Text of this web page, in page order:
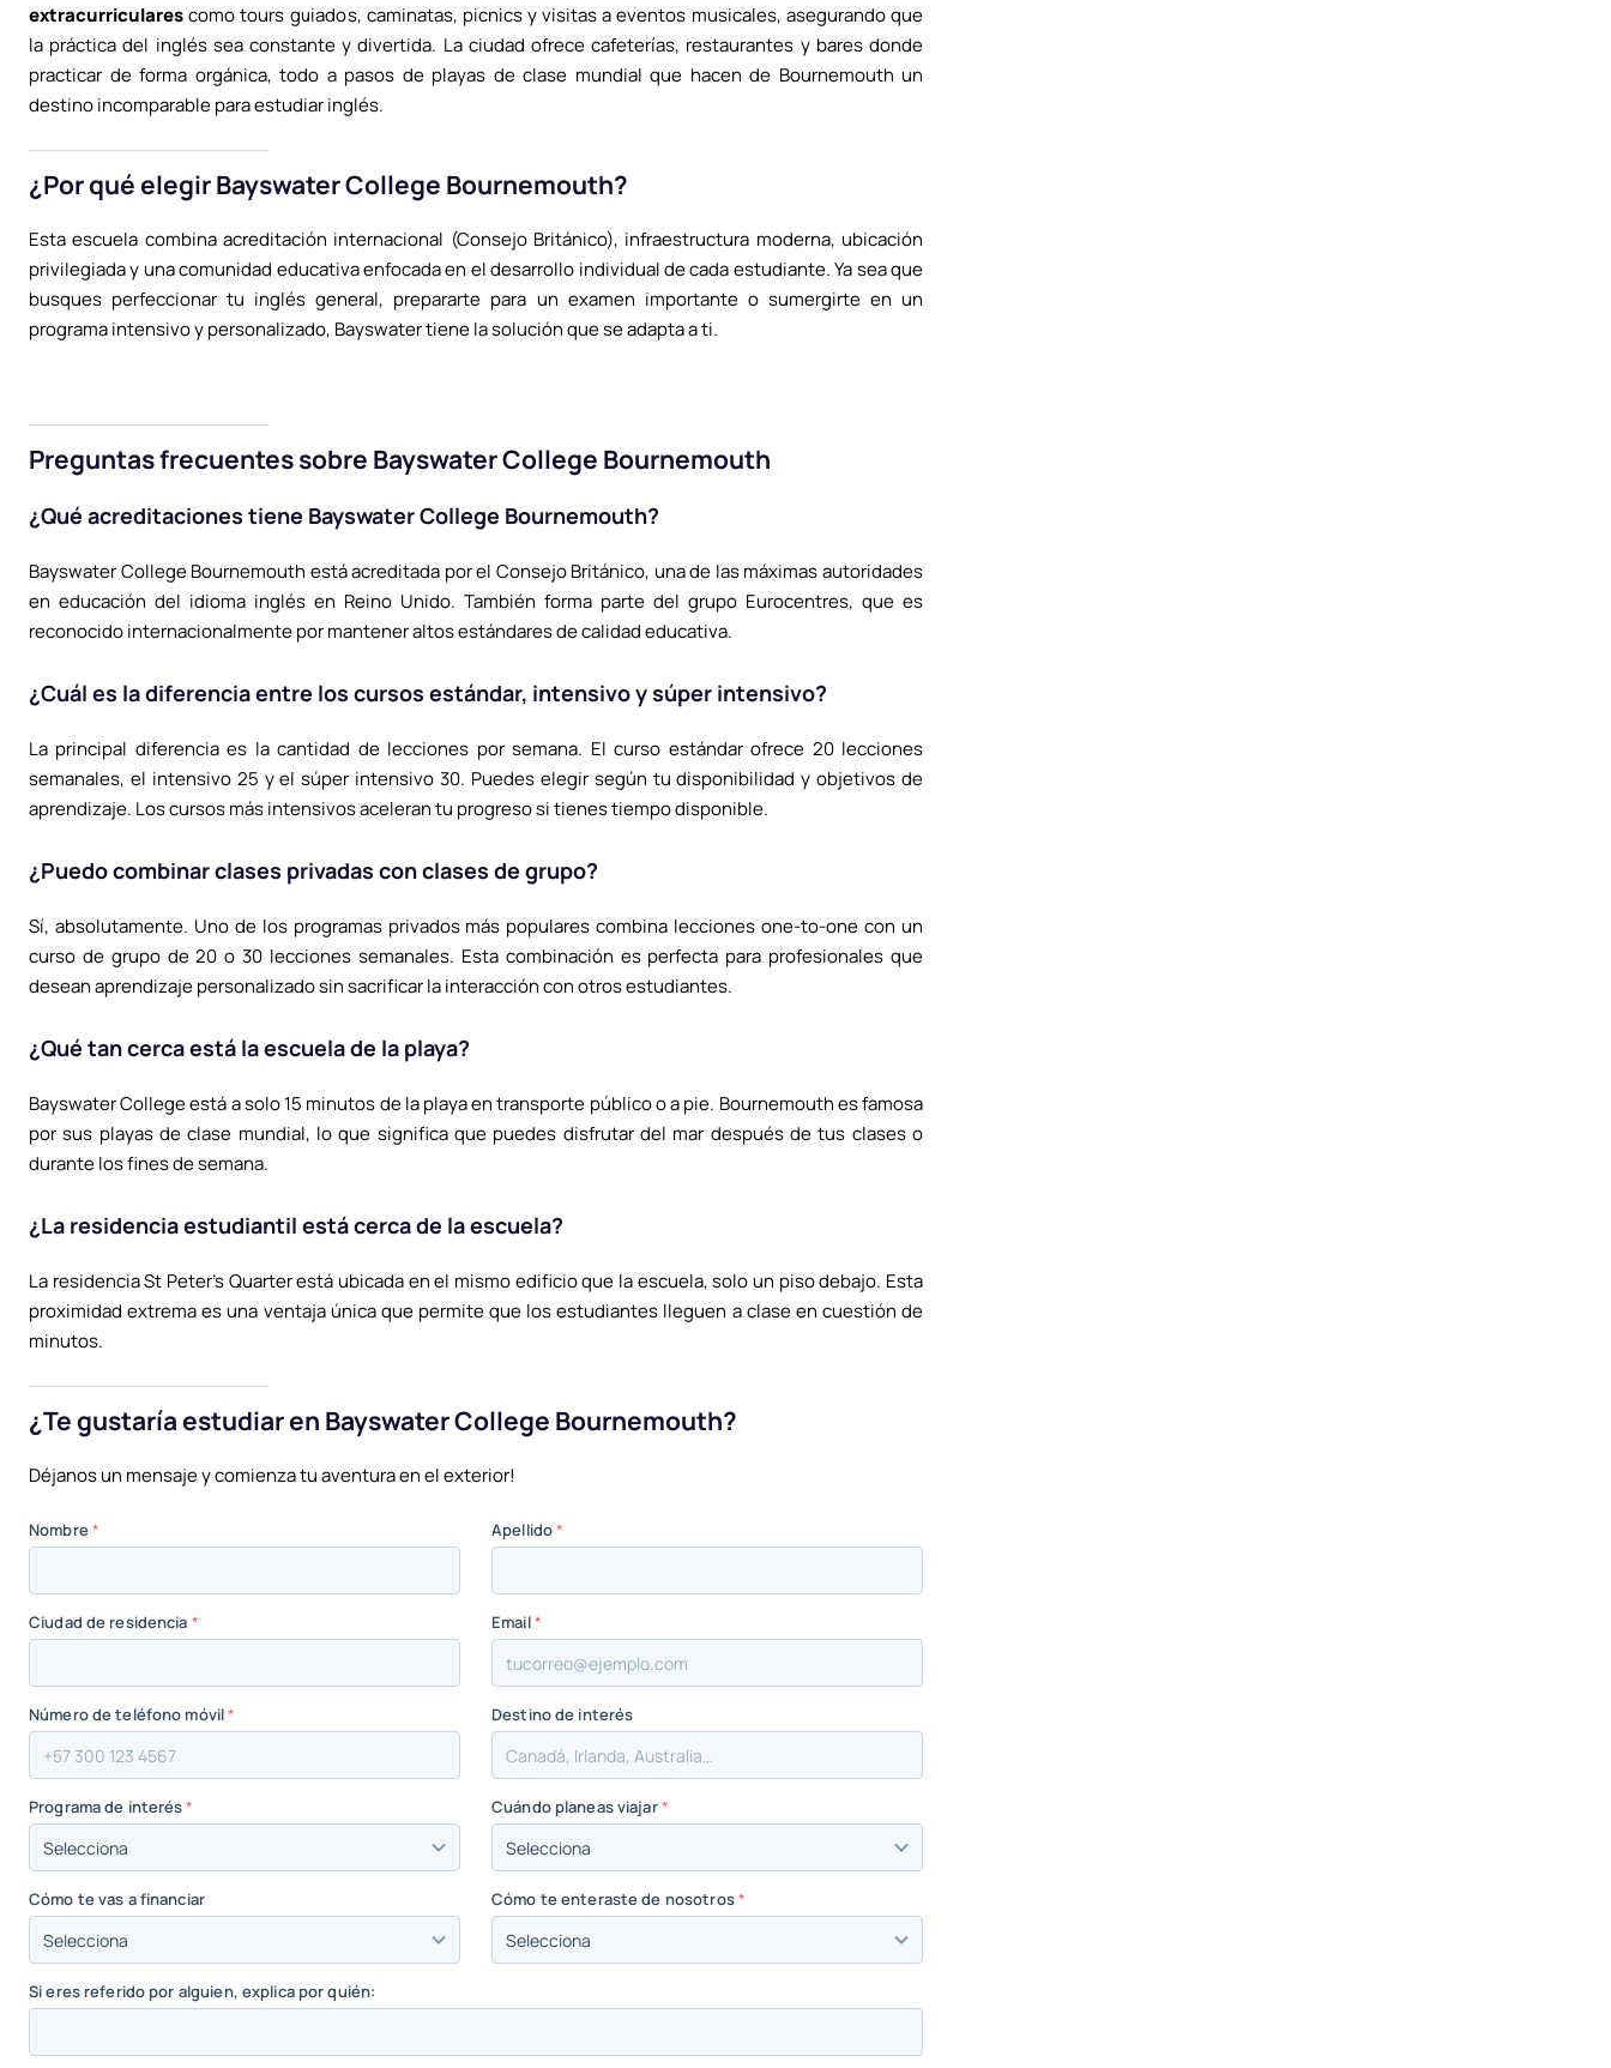
extracurricularescomo tours guiados, caminatas, picnics y visitas a eventos musicales, asegurando que
la práctica del inglés sea constante y divertida. La ciudad ofrece cafeterías, restaurantes y bares donde
practicar de forma orgánica, todo a pasos de playas de clase mundial que hacen de Bournemouth un
destino incomparable para estudiar inglés.
¿Por qué elegir Bayswater College Bournemouth?
Esta escuela combina acreditación internacional (Consejo Británico), infraestructura moderna, ubicación
privilegiada y una comunidad educativa enfocada en el desarrollo individual de cada estudiante. Ya sea que
busques perfeccionar tu inglés general, prepararte para un examen importante o sumergirte en un
programa intensivo y personalizado, Bayswater tiene la solución que se adapta a ti.
Preguntas frecuentes sobre Bayswater College Bournemouth
¿Qué acreditaciones tiene Bayswater College Bournemouth?
Bayswater College Bournemouth está acreditada por el Consejo Británico, una de las máximas autoridades
en educación del idioma inglés en Reino Unido. También forma parte del grupo Eurocentres, que es
reconocido internacionalmente por mantener altos estándares de calidad educativa.
¿Cuál es la diferencia entre los cursos estándar, intensivo y súper intensivo?
La principal diferencia es la cantidad de lecciones por semana. El curso estándar ofrece 20 lecciones
semanales, el intensivo 25 y el súper intensivo 30. Puedes elegir según tu disponibilidad y objetivos de
aprendizaje. Los cursos más intensivos aceleran tu progreso si tienes tiempo disponible.
¿Puedo combinar clases privadas con clases de grupo?
Sí, absolutamente. Uno de los programas privados más populares combina lecciones one-to-one con un
curso de grupo de 20 o 30 lecciones semanales. Esta combinación es perfecta para profesionales que
desean aprendizaje personalizado sin sacrificar la interacción con otros estudiantes.
¿Qué tan cerca está la escuela de la playa?
Bayswater College está a solo 15 minutos de la playa en transporte público o a pie. Bournemouth es famosa
por sus playas de clase mundial, lo que significa que puedes disfrutar del mar después de tus clases o
durante los fines de semana.
¿La residencia estudiantil está cerca de la escuela?
La residencia St Peter’s Quarter está ubicada en el mismo edificio que la escuela, solo un piso debajo. Esta
proximidad extrema es una ventaja única que permite que los estudiantes lleguen a clase en cuestión de
minutos.
¿Te gustaría estudiar en Bayswater College Bournemouth?
Déjanos un mensaje y comienza tu aventura en el exterior!
Nombre* Apellido*
Ciudad de residencia * Email*
Número de teléfono móvil* Destino de interés
Programa de interés* Cuándo planeas viajar*
Cómo te vas a financiar Cómo te enteraste de nosotros*
Si eres referido por alguien, explica por quién: